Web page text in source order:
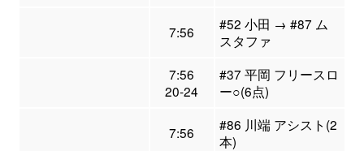
7:56
#52 小田 → #87 ム
スタファ
7:56
20-24
#37 平岡 フリースロ
ー○(6点)
7:56
#86 川端 アシスト(2
本)